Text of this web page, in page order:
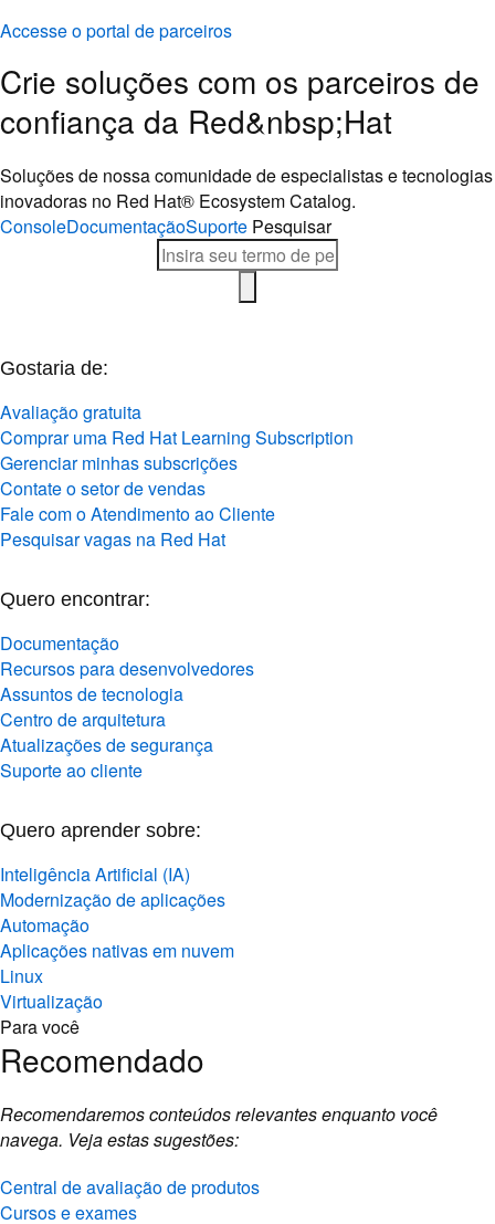
Accesse o portal de parceiros
Crie soluções com os parceiros de
confiança da Red&nbsp;Hat
Soluções de nossa comunidade de especialistas e tecnologias
inovadoras no Red Hat® Ecosystem Catalog.
ConsoleDocumentaçãoSuporte Pesquisar
Gostaria de:
Avaliação gratuita
Comprar uma Red Hat Learning Subscription
Gerenciar minhas subscrições
Contate o setor de vendas
Fale com o Atendimento ao Cliente
Pesquisar vagas na Red Hat
Quero encontrar:
Documentação
Recursos para desenvolvedores
Assuntos de tecnologia
Centro de arquitetura
Atualizações de segurança
Suporte ao cliente
Quero aprender sobre:
Inteligência Artificial (IA)
Modernização de aplicações
Automação
Aplicações nativas em nuvem
Linux
Virtualização
Para você
Recomendado
Recomendaremos conteúdos relevantes enquanto você
navega. Veja estas sugestões:
Central de avaliação de produtos
Cursos e exames